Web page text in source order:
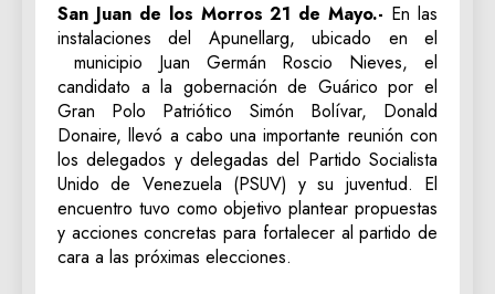
San Juan de los Morros 21 de Mayo.- En las
instalaciones del Apunellarg, ubicado en el
municipio Juan Germán Roscio Nieves, el
candidato a la gobernación de Guárico por el
Gran Polo Patriótico Simón Bolívar, Donald
Donaire, llevó a cabo una importante reunión con
los delegados y delegadas del Partido Socialista
Unido de Venezuela (PSUV) y su juventud. El
encuentro tuvo como objetivo plantear propuestas
y acciones concretas para fortalecer al partido de
cara a las próximas elecciones.